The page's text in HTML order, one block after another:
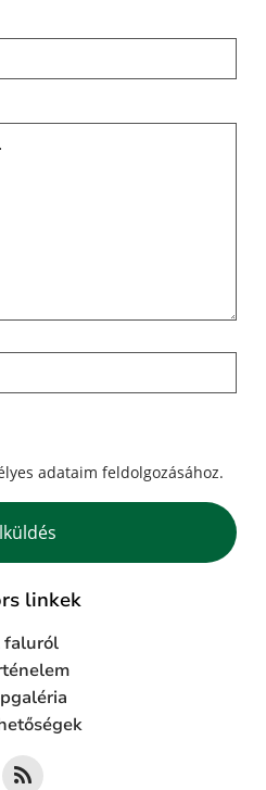
adataim feldolgozásához.
linkek
faluról